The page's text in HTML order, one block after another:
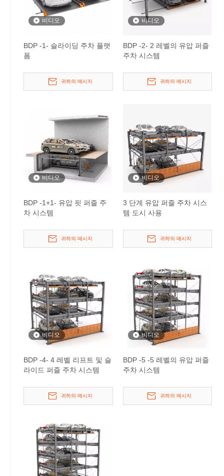
비디오
BDP -1- 슬라이딩 주차 플랫
폼
귀하의 메시지
비디오
BDP -2- 2 레벨의 유압 퍼즐
주차 시스템
귀하의 메시지
비디오
BDP -1+1- 유압 핏 퍼즐 주
차 시스템
귀하의 메시지
비디오
3 단계 유압 퍼즐 주차 시스
템 도시 사용
귀하의 메시지
비디오
BDP -4- 4 레벨 리프트 및 슬
라이드 퍼즐 주차 시스템
귀하의 메시지
비디오
BDP -5 -5 레벨의 유압 퍼즐
주차 시스템
귀하의 메시지